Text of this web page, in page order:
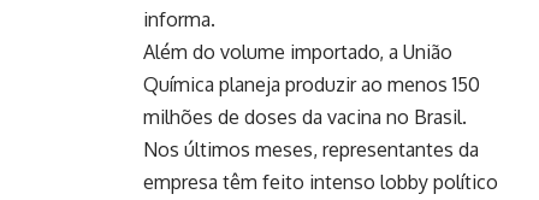
informa.
Além do volume importado, a União
Química planeja produzir ao menos 150
milhões de doses da vacina no Brasil.
Nos últimos meses, representantes da
empresa têm feito intenso lobby político